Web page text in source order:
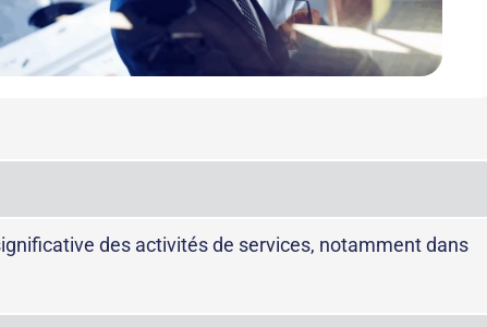
des activités de services, notamment dans